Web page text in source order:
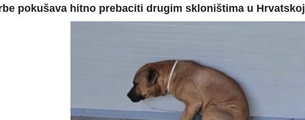
pokušava hitno prebaciti drugim skloništima u Hrvatskoj